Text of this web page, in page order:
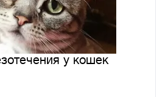
у кошек